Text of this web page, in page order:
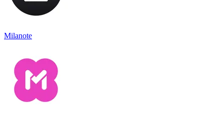
Milanote